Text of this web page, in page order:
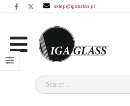
sklep@igaszklo.pl